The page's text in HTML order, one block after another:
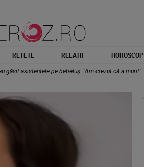
RETETE RELATII HOROSCOP
găsit asistentele pe bebeluș: "Am crezut că a murit"